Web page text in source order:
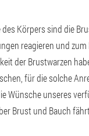
Körpers sind die
reagieren und
der Brustwarzen
für die solche
Wünsche unseres
Brust und Bauch